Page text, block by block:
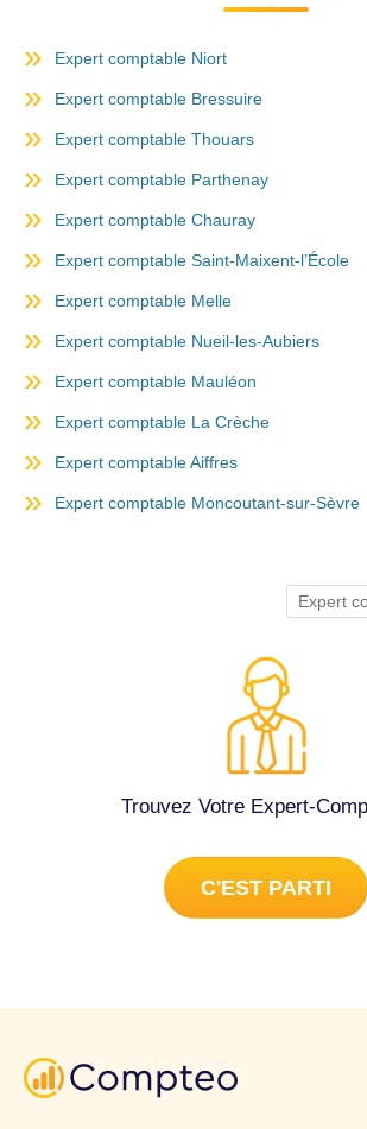
Expert comptable Niort
Expert comptable Bressuire
Expert comptable Thouars
Expert comptable Parthenay
Expert comptable Chauray
Expert comptable Saint-Maixent-l’École
Expert comptable Melle
Expert comptable Nueil-les-Aubiers
Expert comptable Mauléon
Expert comptable La Crèche
Expert comptable Aiffres
Expert comptable Moncoutant-sur-Sèvre
Expert
Trouvez Votre Expert-
C'EST PARTI